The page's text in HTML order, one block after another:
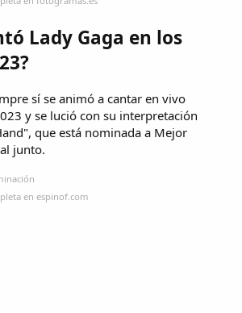
Lady Gaga en los
sí se animó a cantar en vivo
y se lució con su interpretación
que está nominada a Mejor
junto.
en espinof.com